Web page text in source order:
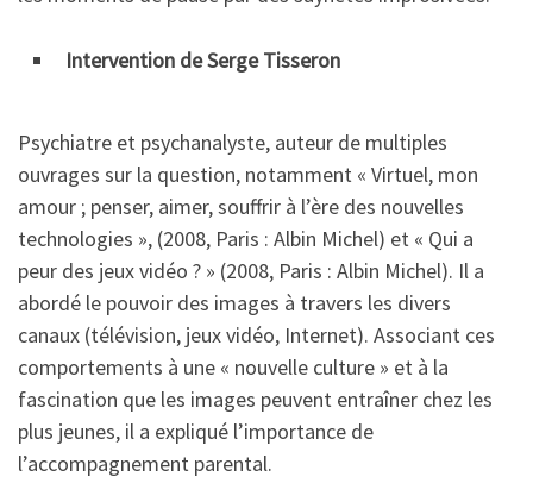
Intervention de Serge Tisseron
Psychiatre et psychanalyste, auteur de multiples
ouvrages sur la question, notamment « Virtuel, mon
amour ; penser, aimer, souffrir à l’ère des nouvelles
technologies », (2008, Paris : Albin Michel) et « Qui a
peur des jeux vidéo ? » (2008, Paris : Albin Michel). Il a
abordé le pouvoir des images à travers les divers
canaux (télévision, jeux vidéo, Internet). Associant ces
comportements à une « nouvelle culture » et à la
fascination que les images peuvent entraîner chez les
plus jeunes, il a expliqué l’importance de
l’accompagnement parental.